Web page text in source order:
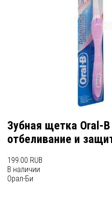
Зубная щетка Oral-
отбеливание и
199.00 RUB
В наличии
Орал-Би